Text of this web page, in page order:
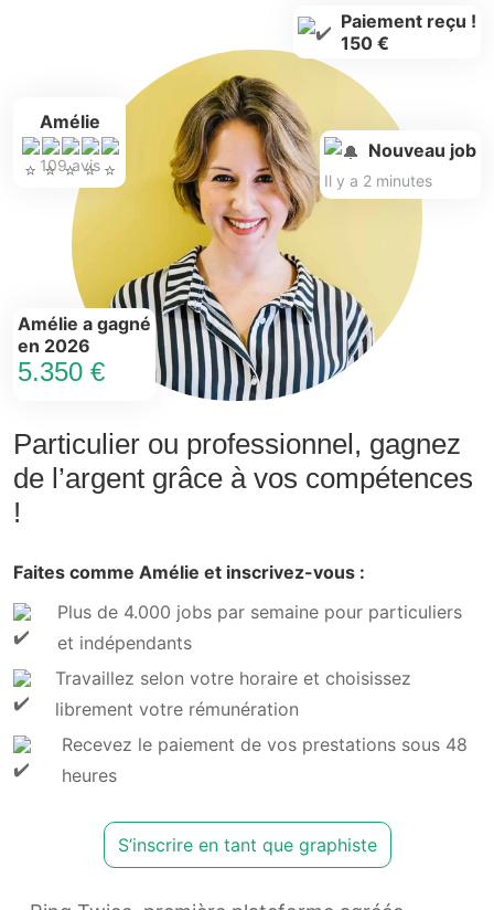
Particulier ou professionnel, gagnez
de l’argent grâce à vos compétences
!
Faites comme Amélie et inscrivez-vous :
Plus de 4.000 jobs par semaine pour particuliers
et indépendants
Travaillez selon votre horaire et choisissez
librement votre rémunération
Recevez le paiement de vos prestations sous 48
heures
S’inscrire en tant que graphiste
Amélie
109 avis
Amélie a gagné
en 2026
5.350 €
Paiement reçu !
150 €
Nouveau job
Il y a 2 minutes